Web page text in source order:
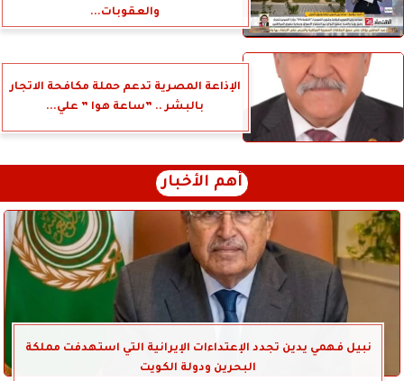
والعقوبات...
الإذاعة المصرية تدعم حملة مكافحة الاتجار
بالبشر .. ”ساعة هوا ” علي...
أهم الأخبار
نبيل فهمي يدين تجدد الإعتداءات الإيرانية التي استهدفت مملكة
البحرين ودولة الكويت